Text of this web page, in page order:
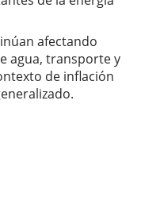
afectando
agua, transporte y
de inflación